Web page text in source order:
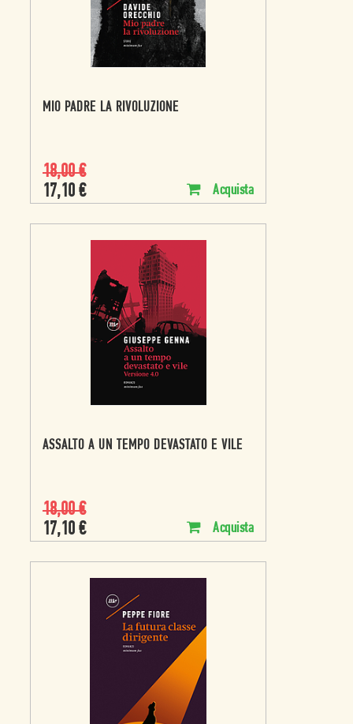
MIO PADRE LA RIVOLUZIONE
18,00€
17,10 € Acquista
ASSALTO A UN TEMPO DEVASTATO E VILE
18,00€
17,10 € Acquista